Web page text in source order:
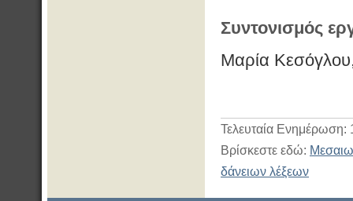
Συντονισμός
Μαρία
Τελευταία
Βρίσκεστε εδώ:
δάνειων λέξεων